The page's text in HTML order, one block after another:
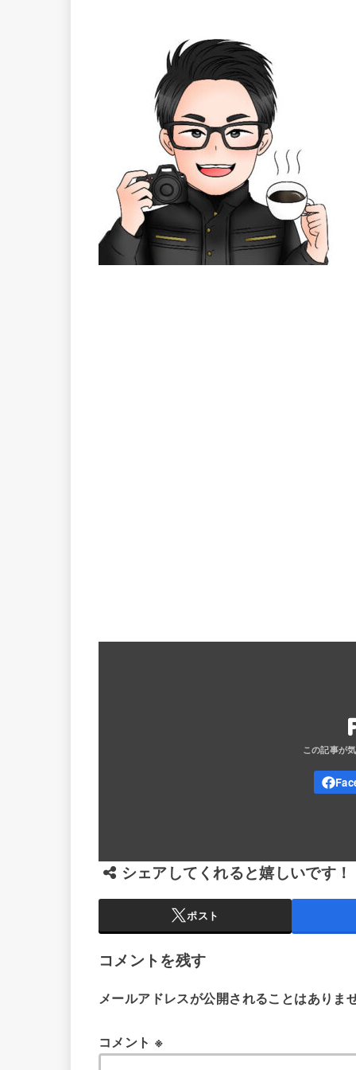
シェアしてくれると嬉しいです！
ポスト
コメントを残す
メールアドレスが公開されることはありま
コメント※